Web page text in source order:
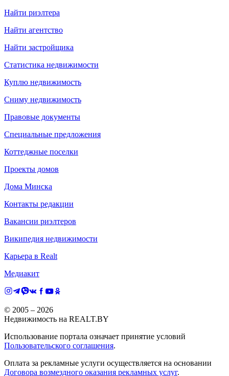
Найти риэлтера
Найти агентство
Найти застройщика
Статистика недвижимости
Куплю недвижимость
Сниму недвижимость
Правовые документы
Специальные предложения
Коттеджные поселки
Проекты домов
Дома Минска
Контакты редакции
Вакансии риэлтеров
Википедия недвижимости
Карьера в Realt
Медиакит
© 2005 – 2026
Недвижимость на REALT.BY
Использование портала означает принятие условий
Пользовательского соглашения.
Оплата за рекламные услуги осуществляется на основании
Договора возмездного оказания рекламных услуг.